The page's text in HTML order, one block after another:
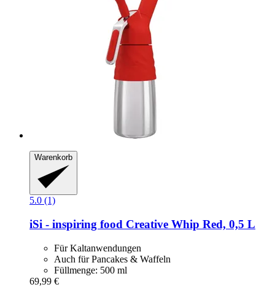
Warenkorb
5.0 (1)
iSi - inspiring food Creative Whip Red, 0,5 L
Für Kaltanwendungen
Auch für Pancakes & Waffeln
Füllmenge: 500 ml
69,99 €